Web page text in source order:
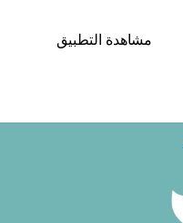
مشاهدة التطبيق